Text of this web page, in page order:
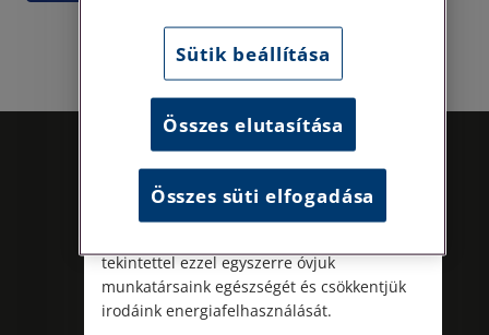
30/A. 8. emelet. Pontos megközelítési
útmutatónk a Kapcsolat – Elérhetőségeink
menüpont alatt érhető el.
Az energiatudatos és fenntartható
részeként augusztus 8-án, szombaton
irodamentes, home office munkanapot
tartunk. A rendkívüli hőségre és az
tekintettel ezzel egyszerre óvjuk
munkatársaink egészségét és csökkentjük
irodáink energiafelhasználását.
Sütik beállítása
Összes elutasítása
Összes süti elfogadása